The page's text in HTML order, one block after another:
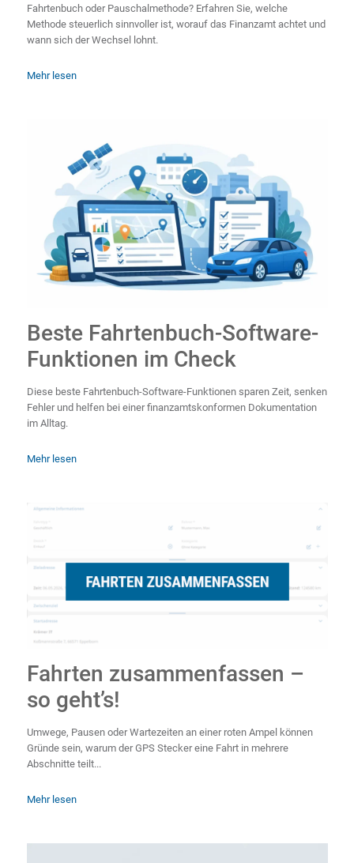
Fahrtenbuch oder Pauschalmethode? Erfahren Sie, welche
Methode steuerlich sinnvoller ist, worauf das Finanzamt achtet und
wann sich der Wechsel lohnt.
Mehr lesen
Beste Fahrtenbuch-Software-
Funktionen im Check
Diese beste Fahrtenbuch-Software-Funktionen sparen Zeit, senken
Fehler und helfen bei einer finanzamtskonformen Dokumentation
im Alltag.
Mehr lesen
Fahrten zusammenfassen –
so geht’s!
Umwege, Pausen oder Wartezeiten an einer roten Ampel können
Gründe sein, warum der GPS Stecker eine Fahrt in mehrere
Abschnitte teilt...
Mehr lesen